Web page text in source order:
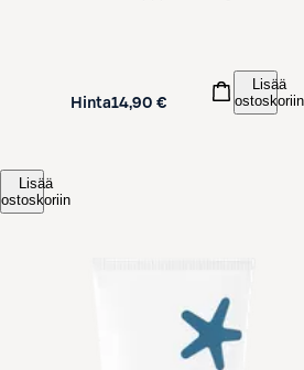
Lisää
ostoskoriin
Hinta14,90 €
Lisää
ostoskoriin